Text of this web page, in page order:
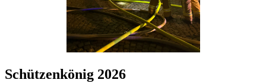
Schützenkönig 2026